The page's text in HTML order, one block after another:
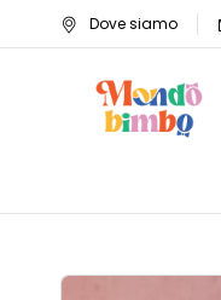
Dove siamo